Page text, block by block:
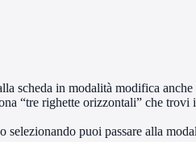
scheda in modalità modifica
“tre righette orizzontali” che trovi
selezionando puoi passare alla